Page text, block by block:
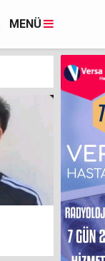
MENÜ